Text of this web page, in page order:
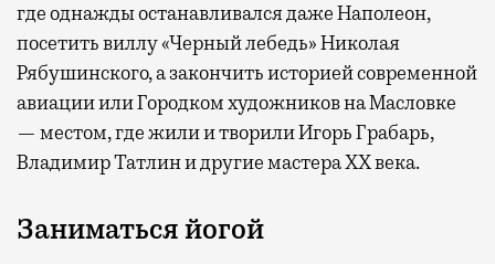
гдеоднажды останавливался даже Наполеон,
посетить виллу «Черный лебедь» Николая
Рябушинского, а закончить историей современной
авиации или Городком художников на Масловке
— местом, где жили и творили Игорь Грабарь,
Владимир Татлин и другие мастера XX века.
Заниматься йогой